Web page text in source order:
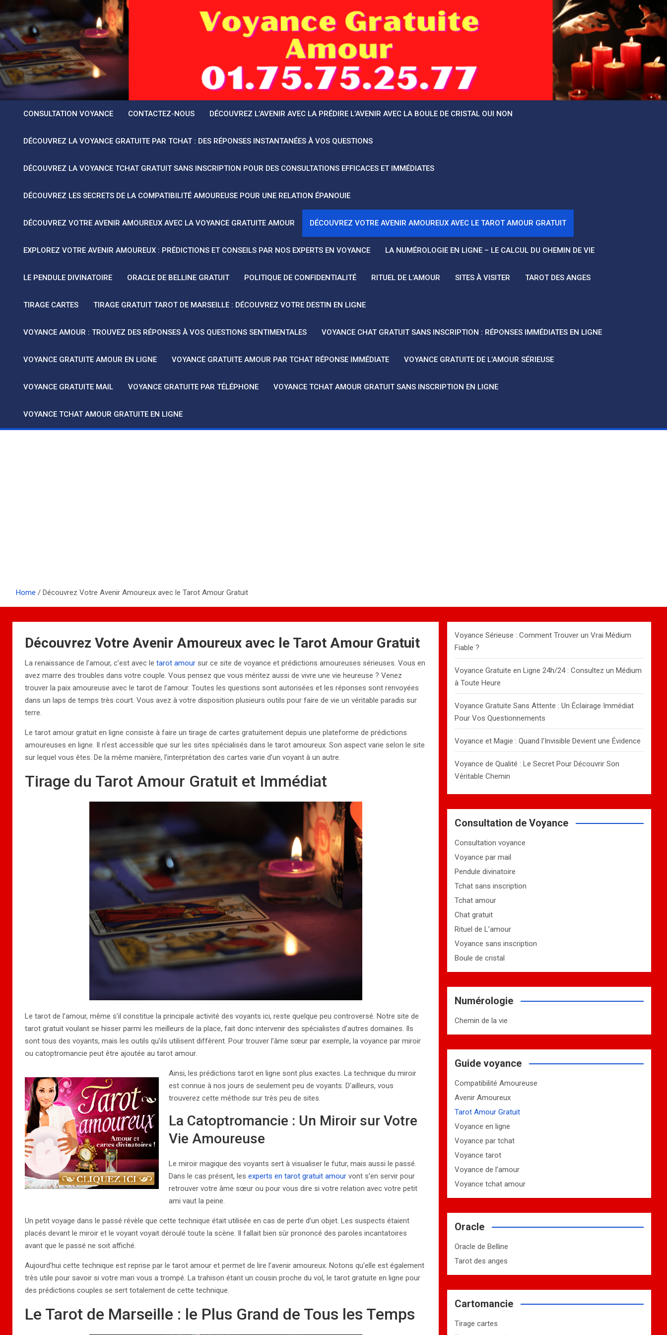
contenido
CONSULTATION VOYANCE CONTACTEZ-NOUS DÉCOUVREZ L’AVENIR AVEC LA PRÉDIRE L’AVENIR AVEC LA BOULE DE CRISTAL OUI NON
DÉCOUVREZ LA VOYANCE GRATUITE PAR TCHAT : DES RÉPONSES INSTANTANÉES À VOS QUESTIONS
DÉCOUVREZ LA VOYANCE TCHAT GRATUIT SANS INSCRIPTION POUR DES CONSULTATIONS EFFICACES ET IMMÉDIATES
DÉCOUVREZ LES SECRETS DE LA COMPATIBILITÉ AMOUREUSE POUR UNE RELATION ÉPANOUIE
DÉCOUVREZ VOTRE AVENIR AMOUREUX AVEC LA VOYANCE GRATUITE AMOUR DÉCOUVREZ VOTRE AVENIR AMOUREUX AVEC LE TAROT AMOUR GRATUIT
EXPLOREZ VOTRE AVENIR AMOUREUX : PRÉDICTIONS ET CONSEILS PAR NOS EXPERTS EN VOYANCE LA NUMÉROLOGIE EN LIGNE – LE CALCUL DU CHEMIN DE VIE
LE PENDULE DIVINATOIRE ORACLE DE BELLINE GRATUIT POLITIQUE DE CONFIDENTIALITÉ RITUEL DE L’AMOUR SITES À VISITER TAROT DES ANGES
TIRAGE CARTES TIRAGE GRATUIT TAROT DE MARSEILLE : DÉCOUVREZ VOTRE DESTIN EN LIGNE
VOYANCE AMOUR : TROUVEZ DES RÉPONSES À VOS QUESTIONS SENTIMENTALES VOYANCE CHAT GRATUIT SANS INSCRIPTION : RÉPONSES IMMÉDIATES EN LIGNE
VOYANCE GRATUITE AMOUR EN LIGNE VOYANCE GRATUITE AMOUR PAR TCHAT RÉPONSE IMMÉDIATE VOYANCE GRATUITE DE L’AMOUR SÉRIEUSE
VOYANCE GRATUITE MAIL VOYANCE GRATUITE PAR TÉLÉPHONE VOYANCE TCHAT AMOUR GRATUIT SANS INSCRIPTION EN LIGNE
VOYANCE TCHAT AMOUR GRATUITE EN LIGNE
Home Découvrez Votre Avenir Amoureux avec le Tarot Amour Gratuit
Découvrez Votre Avenir Amoureux avec le Tarot Amour Gratuit
La renaissance de l’amour, c’est avec le tarot amour sur ce site de voyance et prédictions amoureuses sérieuses. Vous en
avez marre des troubles dans votre couple. Vous pensez que vous méritez aussi de vivre une vie heureuse ? Venez
trouver la paix amoureuse avec le tarot de l’amour. Toutes les questions sont autorisées et les réponses sont renvoyées
dans un laps de temps très court. Vous avez à votre disposition plusieurs outils pour faire de vie un véritable paradis sur
terre.
Le tarot amour gratuit en ligne consiste à faire un tirage de cartes gratuitement depuis une plateforme de prédictions
amoureuses en ligne. Il n’est accessible que sur les sites spécialisés dans le tarot amoureux. Son aspect varie selon le site
sur lequel vous êtes. De la même manière, l’interprétation des cartes varie d’un voyant à un autre.
Tirage du Tarot Amour Gratuit et Immédiat
Le tarot de l’amour, même s’il constitue la principale activité des voyants ici, reste quelque peu controversé. Notre site de
tarot gratuit voulant se hisser parmi les meilleurs de la place, fait donc intervenir des spécialistes d’autres domaines. Ils
sont tous des voyants, mais les outils qu’ils utilisent diffèrent. Pour trouver l’âme sœur par exemple, la voyance par miroir
ou catoptromancie peut être ajoutée au tarot amour.
Ainsi, les prédictions tarot en ligne sont plus exactes. La technique du miroir
est connue à nos jours de seulement peu de voyants. D’ailleurs, vous
trouverez cette méthode sur très peu de sites.
La Catoptromancie : Un Miroir sur Votre
Vie Amoureuse
Le miroir magique des voyants sert à visualiser le futur, mais aussi le passé.
Dans le cas présent, les experts en tarot gratuit amour vont s’en servir pour
retrouver votre âme sœur ou pour vous dire si votre relation avec votre petit
ami vaut la peine.
Un petit voyage dans le passé révèle que cette technique était utilisée en cas de perte d’un objet. Les suspects étaient
placés devant le miroir et le voyant voyait déroulé toute la scène. Il fallait bien sûr prononcé des paroles incantatoires
avant que le passé ne soit affiché.
Aujourd’hui cette technique est reprise par le tarot amour et permet de lire l’avenir amoureux. Notons qu’elle est également
très utile pour savoir si votre mari vous a trompé. La trahison étant un cousin proche du vol, le tarot gratuite en ligne pour
des prédictions couples se sert totalement de cette technique.
Le Tarot de Marseille : le Plus Grand de Tous les Temps
Voyance Sérieuse : Comment Trouver un Vrai Médium
Fiable ?
Voyance Gratuite en Ligne 24h/24 : Consultez un Médium
à Toute Heure
Voyance Gratuite Sans Attente : Un Éclairage Immédiat
Pour Vos Questionnements
Voyance et Magie : Quand l’Invisible Devient une Évidence
Voyance de Qualité : Le Secret Pour Découvrir Son
Véritable Chemin
Consultation de Voyance
Consultation voyance
Voyance par mail
Pendule divinatoire
Tchat sans inscription
Tchat amour
Chat gratuit
Rituel de L’amour
Voyance sans inscription
Boule de cristal
Numérologie
Chemin de la vie
Guide voyance
Compatibilité Amoureuse
Avenir Amoureux
Tarot Amour Gratuit
Voyance en ligne
Voyance par tchat
Voyance tarot
Voyance de l’amour
Voyance tchat amour
Oracle
Oracle de Belline
Tarot des anges
Cartomancie
Tirage cartes